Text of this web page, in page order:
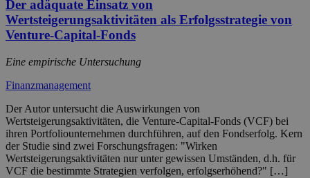
Der adäquate Einsatz von
Wertsteigerungsaktivitäten als Erfolgsstrategie von
Venture-Capital-Fonds
Eine empirische Untersuchung
Finanzmanagement
Der Autor untersucht die Auswirkungen von
Wertsteigerungsaktivitäten, die Venture-Capital-Fonds (VCF) bei
ihren Portfoliounternehmen durchführen, auf den Fondserfolg. Kern
der Studie sind zwei Forschungsfragen: "Wirken
Wertsteigerungsaktivitäten nur unter gewissen Umständen, d.h. für
VCF die bestimmte Strategien verfolgen, erfolgserhöhend?" […]